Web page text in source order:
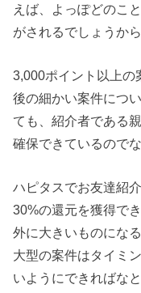
えば、よっぽどのこ
がされるでしょうか
3,000ポイント以上の
後の細かい案件につ
ても、紹介者である
確保できているので
ハピタスでお友達紹
30%の還元を獲得で
外に大きいものにな
大型の案件はタイミ
いようにできればな